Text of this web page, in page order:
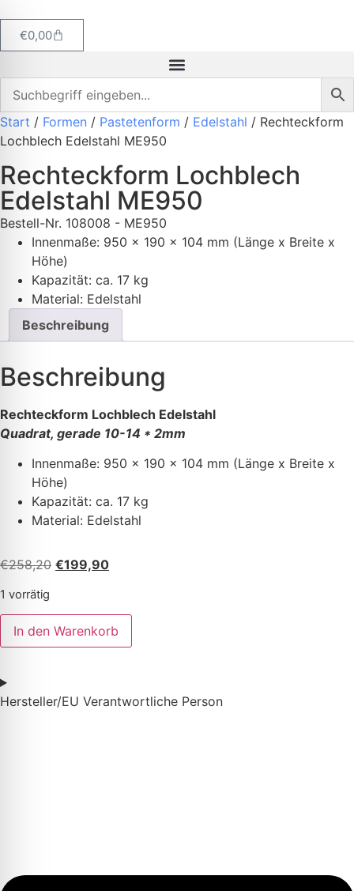
€0,00
Start / Formen / Pastetenform / Edelstahl / Rechteckform
Lochblech Edelstahl ME950
Rechteckform Lochblech
Edelstahl ME950
Bestell-Nr. 108008 - ME950
Innenmaße: 950 x 190 x 104 mm (Länge x Breite x
Höhe)
Kapazität: ca. 17 kg
Material: Edelstahl
Beschreibung
Beschreibung
Rechteckform Lochblech Edelstahl
Quadrat, gerade 10-14 * 2mm
Innenmaße: 950 x 190 x 104 mm (Länge x Breite x
Höhe)
Kapazität: ca. 17 kg
Material: Edelstahl
€258,20 €199,90
1 vorrätig
In den Warenkorb
Hersteller/EU Verantwortliche Person